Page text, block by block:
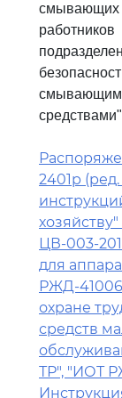
2401р
ЦВ-003-
для
РЖД-
охране
средств
ТР", "ИОТ